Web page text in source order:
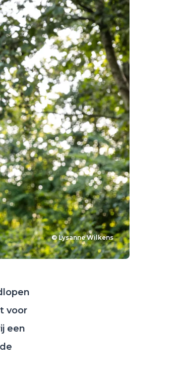
© Lysanne Wilkens
voor
een